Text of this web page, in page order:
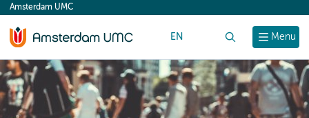
content
Menu
Amsterdam UMC
EN